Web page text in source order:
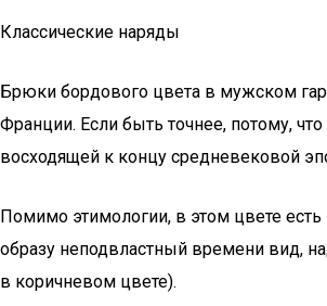
Классические наряды
Брюки бордового цвета в мужском
Франции. Если быть точнее, потому,
восходящей к концу средневековой
Помимо этимологии, в этом цвете
образу неподвластный времени вид,
в коричневом цвете).